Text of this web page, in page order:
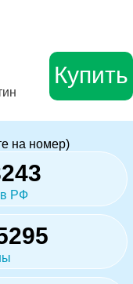
Купить
на номер)
РФ